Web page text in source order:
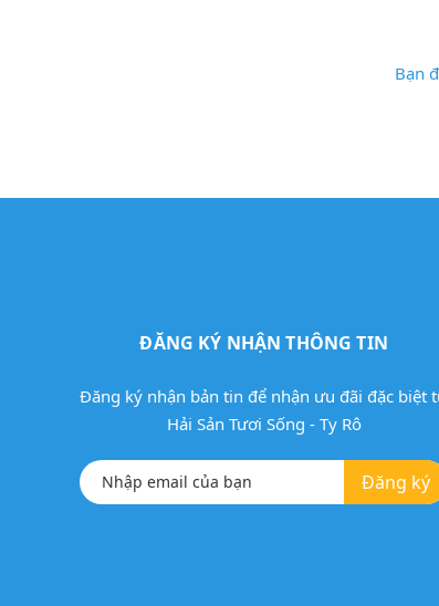
Bạn
ĐĂNG KÝ NHẬN THÔNG TIN
Đăng ký nhận bản tin để nhận ưu đãi đặc biệt
Hải Sản Tươi Sống - Ty Rô
Đăng ký